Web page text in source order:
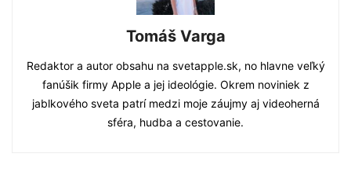
Tomáš Varga
Redaktor a autor obsahu na svetapple.sk, no hlavne veľký
fanúšik firmy Apple a jej ideológie. Okrem noviniek z
jablkového sveta patrí medzi moje záujmy aj videoherná
sféra, hudba a cestovanie.